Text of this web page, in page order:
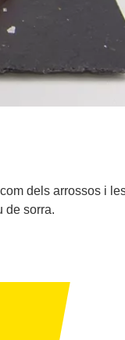
dels arrossos i
de sorra.